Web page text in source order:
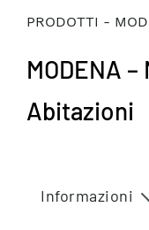
PRODOTTI -
MODENA
Abitazioni
Informazioni